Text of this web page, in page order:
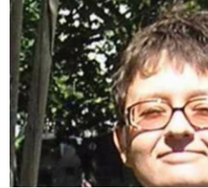
поиску
КАВКАЗ.РЕАЛИИ
СЕВЕР.РЕАЛИИ
СИБИРЬ.РЕАЛИИ
РАСПИСАНИЕ ВЕЩАНИЯ
ПОДПИШИТЕСЬ НА РАССЫЛКУ
СОЦИАЛЬНЫЕ СЕТИ